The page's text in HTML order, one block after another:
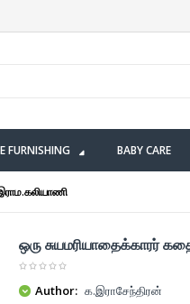
FURNISHING BABY CARE
ஒரு சுயமரியாதைக்காரர்
Author: க.இராசேந்திரன்